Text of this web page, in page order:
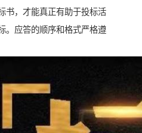
书，才能真正有助于投标活
。应答的顺序和格式严格遵